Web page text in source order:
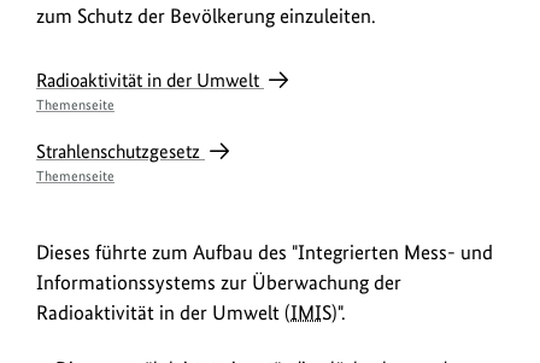
zum Schutz der Bevölkerung einzuleiten.
Radioaktivität in der Umwelt
Themenseite
Strahlenschutzgesetz
Themenseite
Dieses führte zum Aufbau des "Integrierten Mess- und
Informationssystems zur Überwachung der
Radioaktivität in der Umwelt (IMIS)".